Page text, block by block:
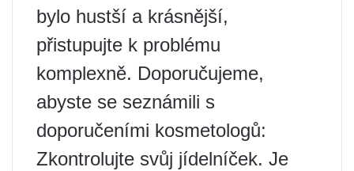
bylo hustší a krásnější,
přistupujte k problému
komplexně. Doporučujeme,
abyste se seznámili s
doporučeními kosmetologů:
Zkontrolujte svůj jídelníček. Je